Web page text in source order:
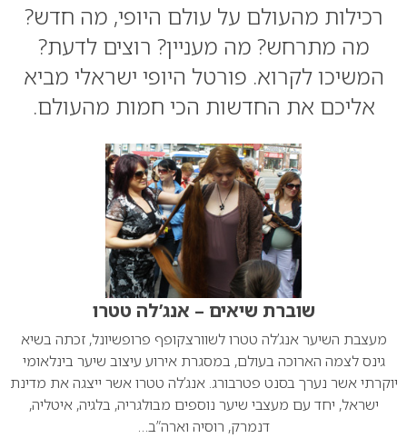
רכילות מהעולם על עולם היופי, מה חדש?
מה מתרחש? מה מעניין? רוצים לדעת?
המשיכו לקרוא. פורטל היופי ישראלי מביא
אליכם את החדשות הכי חמות מהעולם.
שוברת שיאים – אנג’לה טטרו
מעצבת השיער אנג’לה טטרו לשוורצקופף פרופשיונל, זכתה בשיא
גינס לצמה הארוכה בעולם, במסגרת אירוע עיצוב שיער בינלאומי
יוקרתי אשר נערך בסנט פטרבורג. אנג’לה טטרו אשר ייצגה את מדינת
ישראל, יחד עם מעצבי שיער נוספים מבולגריה, בלגיה, איטליה,
דנמרק, רוסיה וארה”ב…